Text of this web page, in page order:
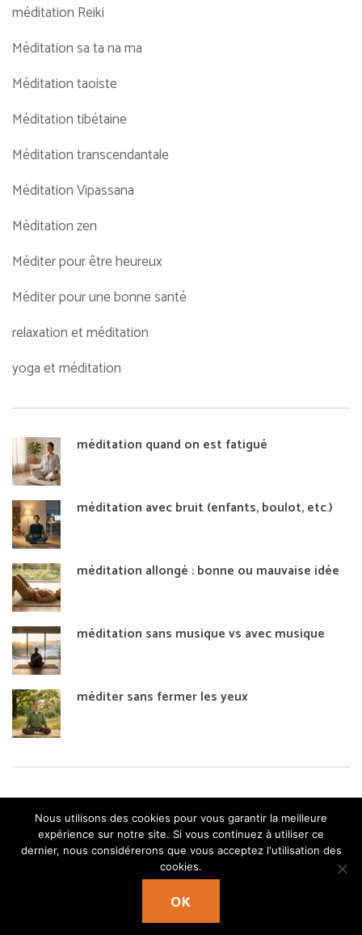
méditation Reiki
Méditation sa ta na ma
Méditation taoiste
Méditation tibétaine
Méditation transcendantale
Méditation Vipassana
Méditation zen
Méditer pour être heureux
Méditer pour une bonne santé
relaxation et méditation
yoga et méditation
méditation quand on est fatigué
méditation avec bruit (enfants, boulot, etc.)
méditation allongé : bonne ou mauvaise idée
méditation sans musique vs avec musique
méditer sans fermer les yeux
OK Méditation. Pranayama Yoga |
Propulsé par
Nous utilisons des cookies pour vous garantir la meilleure
expérience sur notre site. Si vous continuez à utiliser ce
dernier, nous considérerons que vous acceptez l'utilisation des
cookies.
OK